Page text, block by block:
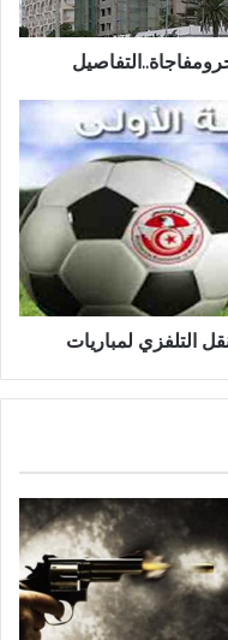
التلفزي لمباريات